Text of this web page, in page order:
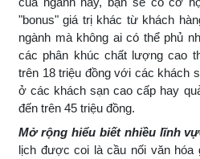
"bonus" giá trị khác từ khách
ngành mà không ai có thể phủ
các phân khúc chất lượng cao
trên 18 triệu đồng với các khách
ở các khách sạn cao cấp hay
đến trên 45 triệu đồng.
Mở rộng hiểu biết nhiều lĩnh
lịch được coi là cầu nối văn hóa